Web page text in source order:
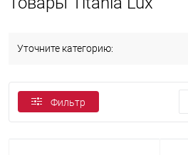
Уточните категорию:
Фильтр